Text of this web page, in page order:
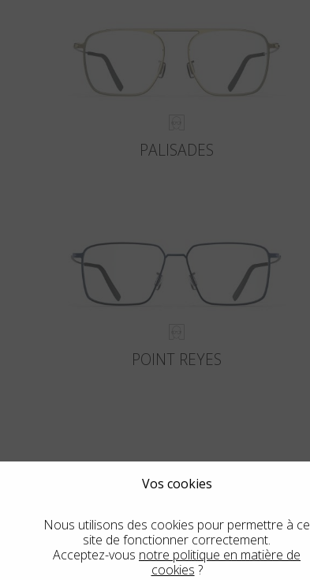
PALISADES
POINT REYES
VOIR PLUS
Vos cookies
Nous utilisons des cookies pour permettre à ce
site de fonctionner correctement.
Acceptez-vous notre politique en matière de
cookies ?